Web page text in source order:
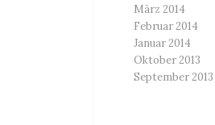
März 2014
Februar 2014
Januar 2014
Oktober 2013
September 2013